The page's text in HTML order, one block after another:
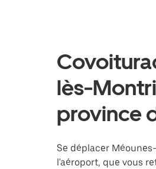
lès-
province
Se déplacer
l'aéroport, que vous